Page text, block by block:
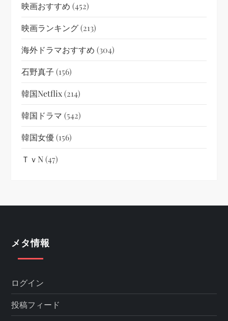
映画おすすめ (452)
映画ランキング(213)
海外ドラマおすすめ (304)
石野真子 (156)
韓国netflix(214)
韓国ドラマ (542)
韓国女優(156)
ＴｖN(47)
メタ情報
ログイン
投稿フィード